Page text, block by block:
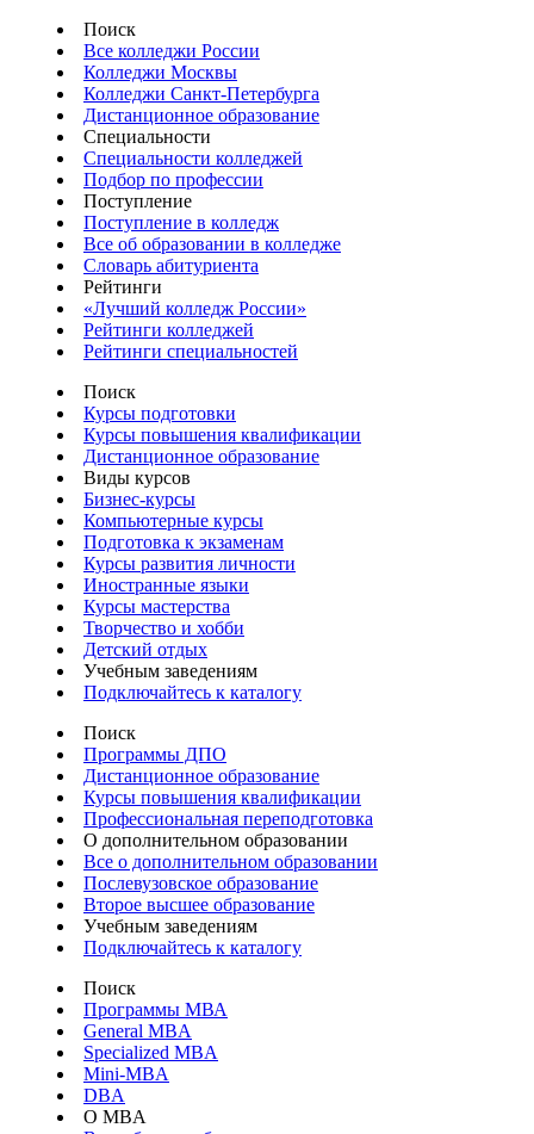
Поиск
Все колледжи России
Колледжи Москвы
Колледжи Санкт-Петербурга
Дистанционное образование
Специальности
Специальности колледжей
Подбор по профессии
Поступление
Поступление в колледж
Все об образовании в колледже
Словарь абитуриента
Рейтинги
«Лучший колледж России»
Рейтинги колледжей
Рейтинги специальностей
Поиск
Курсы подготовки
Курсы повышения квалификации
Дистанционное образование
Виды курсов
Бизнес-курсы
Компьютерные курсы
Подготовка к экзаменам
Курсы развития личности
Иностранные языки
Курсы мастерства
Творчество и хобби
Детский отдых
Учебным заведениям
Подключайтесь к каталогу
Поиск
Программы ДПО
Дистанционное образование
Курсы повышения квалификации
Профессиональная переподготовка
О дополнительном образовании
Все о дополнительном образовании
Послевузовское образование
Второе высшее образование
Учебным заведениям
Подключайтесь к каталогу
Поиск
Программы МВА
General MBA
Specialized MBA
Mini-MBA
DBA
О MBA